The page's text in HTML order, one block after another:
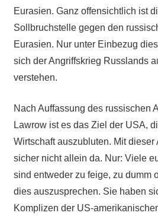
Eurasien. Ganz offensichtlich ist
Sollbruchstelle gegen den
Eurasien. Nur unter Einbezug
sich der Angriffskrieg Russlands
verstehen.
Nach Auffassung des russischen
Lawrow ist es das Ziel der USA,
Wirtschaft auszubluten. Mit dieser
sicher nicht allein da. Nur: Viele
sind entweder zu feige, zu dumm
dies auszusprechen. Sie haben
Komplizen der US-